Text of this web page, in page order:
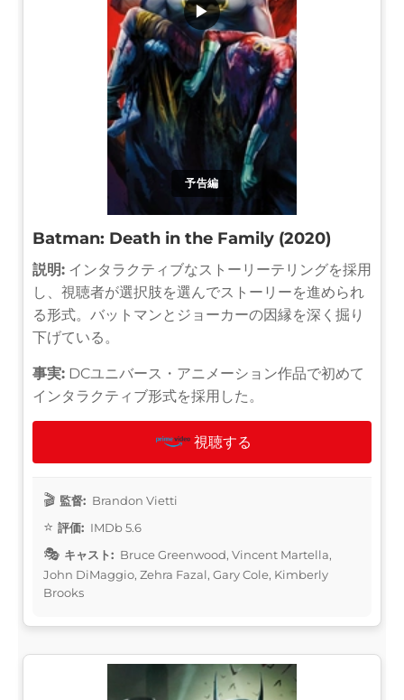
予告編
▶
Batman: Death in the Family (2020)
説明: インタラクティブなストーリーテリングを採用
し、視聴者が選択肢を選んでストーリーを進められ
る形式。バットマンとジョーカーの因縁を深く掘り
下げている。
事実: DCユニバース・アニメーション作品で初めて
インタラクティブ形式を採用した。
視聴する
監督: Brandon Vietti
評価: IMDb 5.6
キャスト: Bruce Greenwood, Vincent Martella,
John DiMaggio, Zehra Fazal, Gary Cole, Kimberly
Brooks